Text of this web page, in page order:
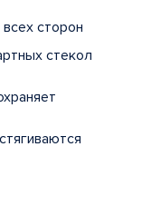
сторон
стекол